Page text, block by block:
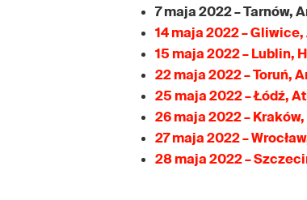
7 maja 2022 – Tarnów,
14 maja 2022 –
15 maja 2022 – Lublin,
22 maja 2022 – Toruń,
25 maja 2022 – Łódź,
26 maja 2022 –
27 maja 2022 –
28 maja 2022 –